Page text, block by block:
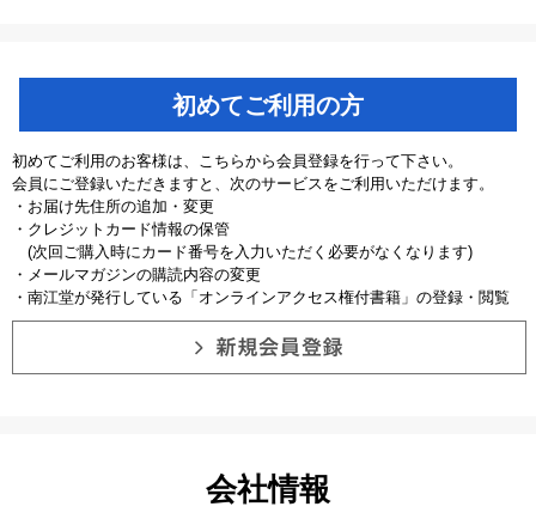
初めてご利用の方
初めてご利用のお客様は、こちらから会員登録を行って下さい。
会員にご登録いただきますと、次のサービスをご利用いただけます。
・お届け先住所の追加・変更
・クレジットカード情報の保管
(次回ご購入時にカード番号を入力いただく必要がなくなります)
・メールマガジンの購読内容の変更
・南江堂が発行している「オンラインアクセス権付書籍」の登録・閲覧
会社情報